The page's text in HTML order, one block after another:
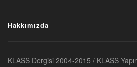
Hakkımızda
KLASS Dergisi 2004-2015 / KLASS